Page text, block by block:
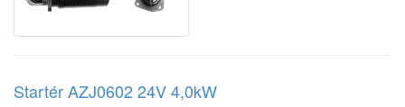
Startér AZJ0602 24V 4,0kW